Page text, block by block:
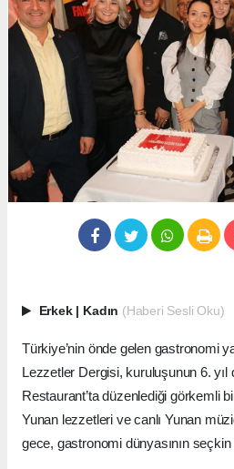
Erkek | Kadın (Haberi Sesli Oku)
Türkiye’nin önde gelen gastronomi
Lezzetler Dergisi, kuruluşunun 6.
Restaurant’ta düzenlediği görkemli
Yunan lezzetleri ve canlı Yunan
gece, gastronomi dünyasının